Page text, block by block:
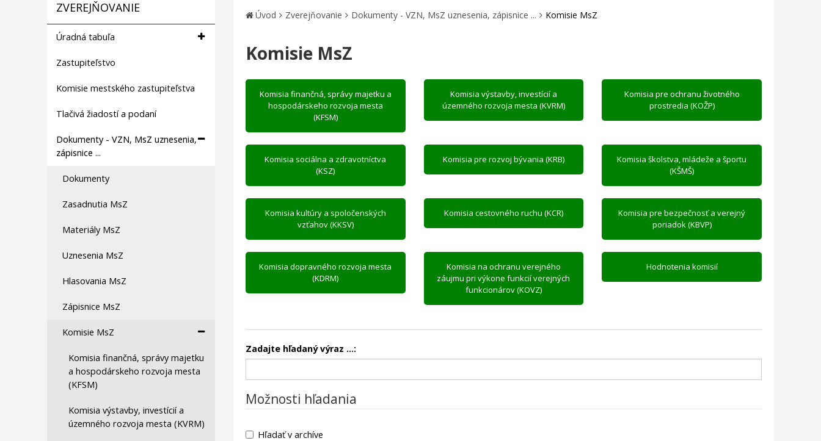
ZVEREJŇOVANIE
Úradná tabuľa
Zastupiteľstvo
Komisie mestského zastupiteľstva
Tlačivá žiadostí a podaní
Dokumenty - VZN, MsZ uznesenia,
zápisnice ...
Dokumenty
Zasadnutia MsZ
Materiály MsZ
Uznesenia MsZ
Hlasovania MsZ
Zápisnice MsZ
Komisie MsZ
Komisia finančná, správy majetku
a hospodárskeho rozvoja mesta
(KFSM)
Komisia výstavby, investícií a
územného rozvoja mesta (KVRM)
Úvod Zverejňovanie Dokumenty - VZN, MsZ uznesenia, zápisnice ... Komisie MsZ
Komisie MsZ
Komisia finančná, správy majetku a
hospodárskeho rozvoja mesta
(KFSM)
Komisia výstavby, investícií a
územného rozvoja mesta (KVRM)
Komisia pre ochranu životného
prostredia (KOŽP)
Komisia sociálna a zdravotníctva
(KSZ)
Komisia pre rozvoj bývania (KRB)
Komisia školstva, mládeže a športu
(KŠMŠ)
Komisia kultúry a spoločenských
vzťahov (KKSV)
Komisia cestovného ruchu (KCR)
Komisia pre bezpečnosť a verejný
poriadok (KBVP)
Komisia dopravného rozvoja mesta
(KDRM)
Komisia na ochranu verejného
záujmu pri výkone funkcií verejných
funkcionárov (KOVZ)
Hodnotenia komisií
Zadajte hľadaný výraz ...:
Možnosti hľadania
Hľadať v archíve